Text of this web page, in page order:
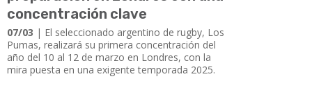
concentración clave
07/03 | El seleccionado argentino de rugby, Los
Pumas, realizará su primera concentración del
año del 10 al 12 de marzo en Londres, con la
mira puesta en una exigente temporada 2025.